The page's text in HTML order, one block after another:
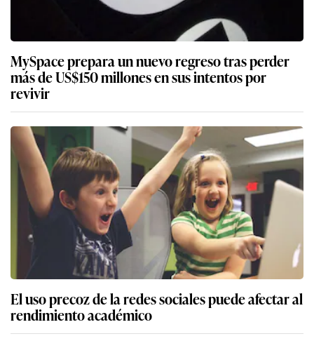
MySpace prepara un nuevo regreso tras perder
más de US$150 millones en sus intentos por
revivir
El uso precoz de la redes sociales puede afectar al
rendimiento académico